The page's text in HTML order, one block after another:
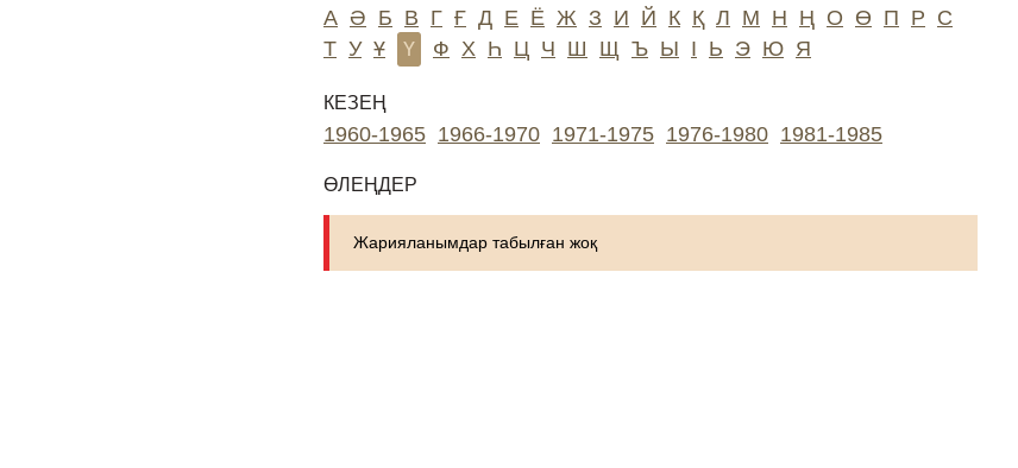
А Ә Б В Г Ғ Д Е Ё Ж З И Й К Қ Л М Н Ң О Ө П Р С
Т У Ұ Ү Ф Х Һ Ц Ч Ш Щ Ъ Ы І Ь Э Ю Я
КЕЗЕҢ
1960-1965 1966-1970 1971-1975 1976-1980 1981-1985
ӨЛЕҢДЕР
Жарияланымдар табылған жоқ